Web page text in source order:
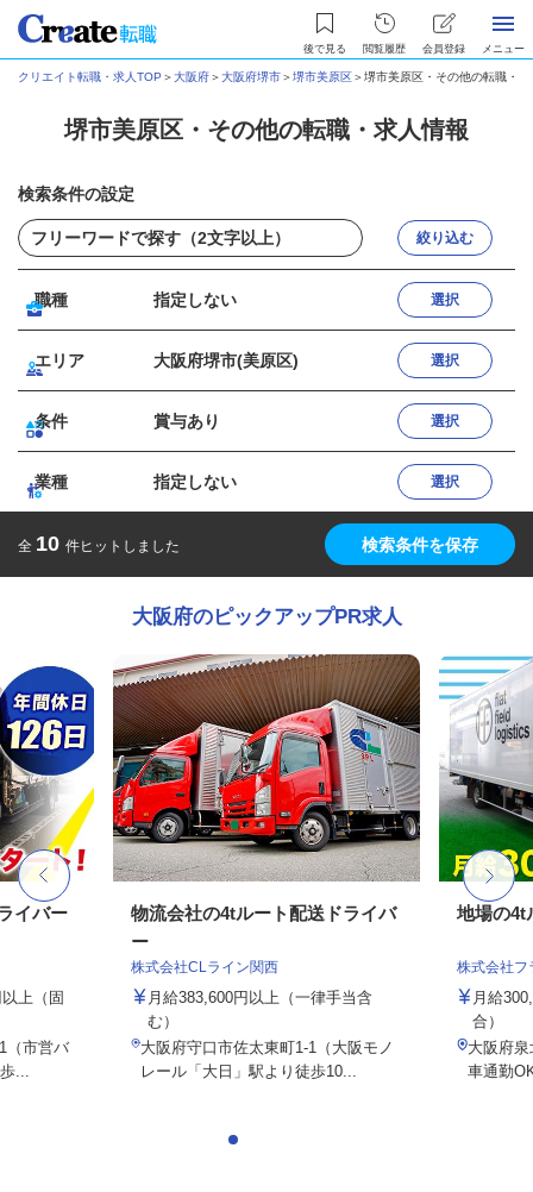
後で見る 閲覧履歴 会員登録 メニュー
クリエイト転職・求人TOP ＞大阪府＞大阪府堺市＞堺市美原区＞堺市美原区・その他の転職・求
堺市美原区・その他の転職・求人情報
検索条件の設定
絞り込む
職種 指定しない 選択
エリア 大阪府堺市(美原区) 選択
条件 賞与あり 選択
業種 指定しない 選択
全 10 件ヒットしました 検索条件を保存
大阪府のピックアップPR求人
イバー
上（固
（市営バ
...
物流会社の4tルート配送ドライバ
ー
株式会社CLライン関西
月給383,600円以上（一律手当含
む）
大阪府守口市佐太東町1-1（大阪モノ
レール「大日」駅より徒歩10...
地場の4t
株式会社フ
月給
合）
大阪府
車通勤